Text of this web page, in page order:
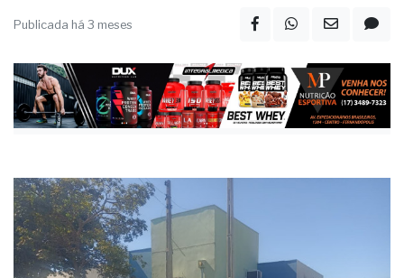
Vítima relatou cárcere privado, violência sexual,
ameaças com faca e violência psicológica
Publicada há 3 meses